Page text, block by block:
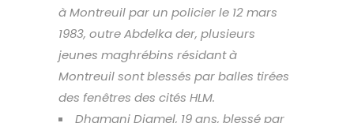
à Montreuil par un policier le 12 mars
1983, outre Abdelka der, plusieurs
jeunes maghrébins résidant à
Montreuil sont blessés par balles tirées
des fenêtres des cités HLM.
Dhamani Djamel, 19 ans, blessé par